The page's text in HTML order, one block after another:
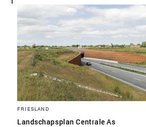
FRIESLAND
Landschapsplan Centrale As